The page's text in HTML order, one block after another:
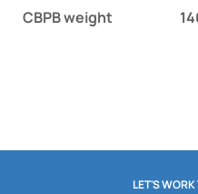
CBPB weight
LET'S